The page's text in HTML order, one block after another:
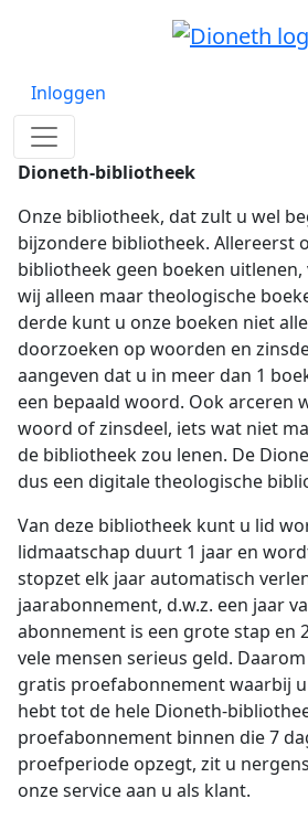
Inloggen
Dioneth-bibliotheek
Onze bibliotheek, dat zult u wel
bijzondere bibliotheek. Allereerst
bibliotheek geen boeken
wij alleen maar theologische
derde kunt u onze boeken niet
doorzoeken op woorden en
aangeven dat u in meer dan 1
een bepaald woord. Ook arceren
woord of zinsdeel, iets wat niet
de bibliotheek zou lenen. De
dus een digitale theologische
Van deze bibliotheek kunt u lid
lidmaatschap duurt 1 jaar en
stopzet elk jaar automatisch
jaarabonnement, d.w.z. een jaar
abonnement is een grote stap en
vele mensen serieus geld.
gratis proefabonnement waarbij
hebt tot de hele Dioneth-
proefabonnement binnen die 7
proefperiode opzegt, zit u
onze service aan u als klant.